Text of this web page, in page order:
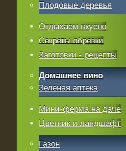
Плодовые деревья
Отдыхаем вкусно
Секреты обрезки
Заготовки - рецепты
Домашнее вино
Зеленая аптека
Мини-ферма на даче
Цветник и ландшафт
Газон